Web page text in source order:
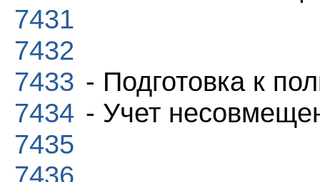
7431
7432
7433 - Подготовка к
7434 - Учет
7435
7436